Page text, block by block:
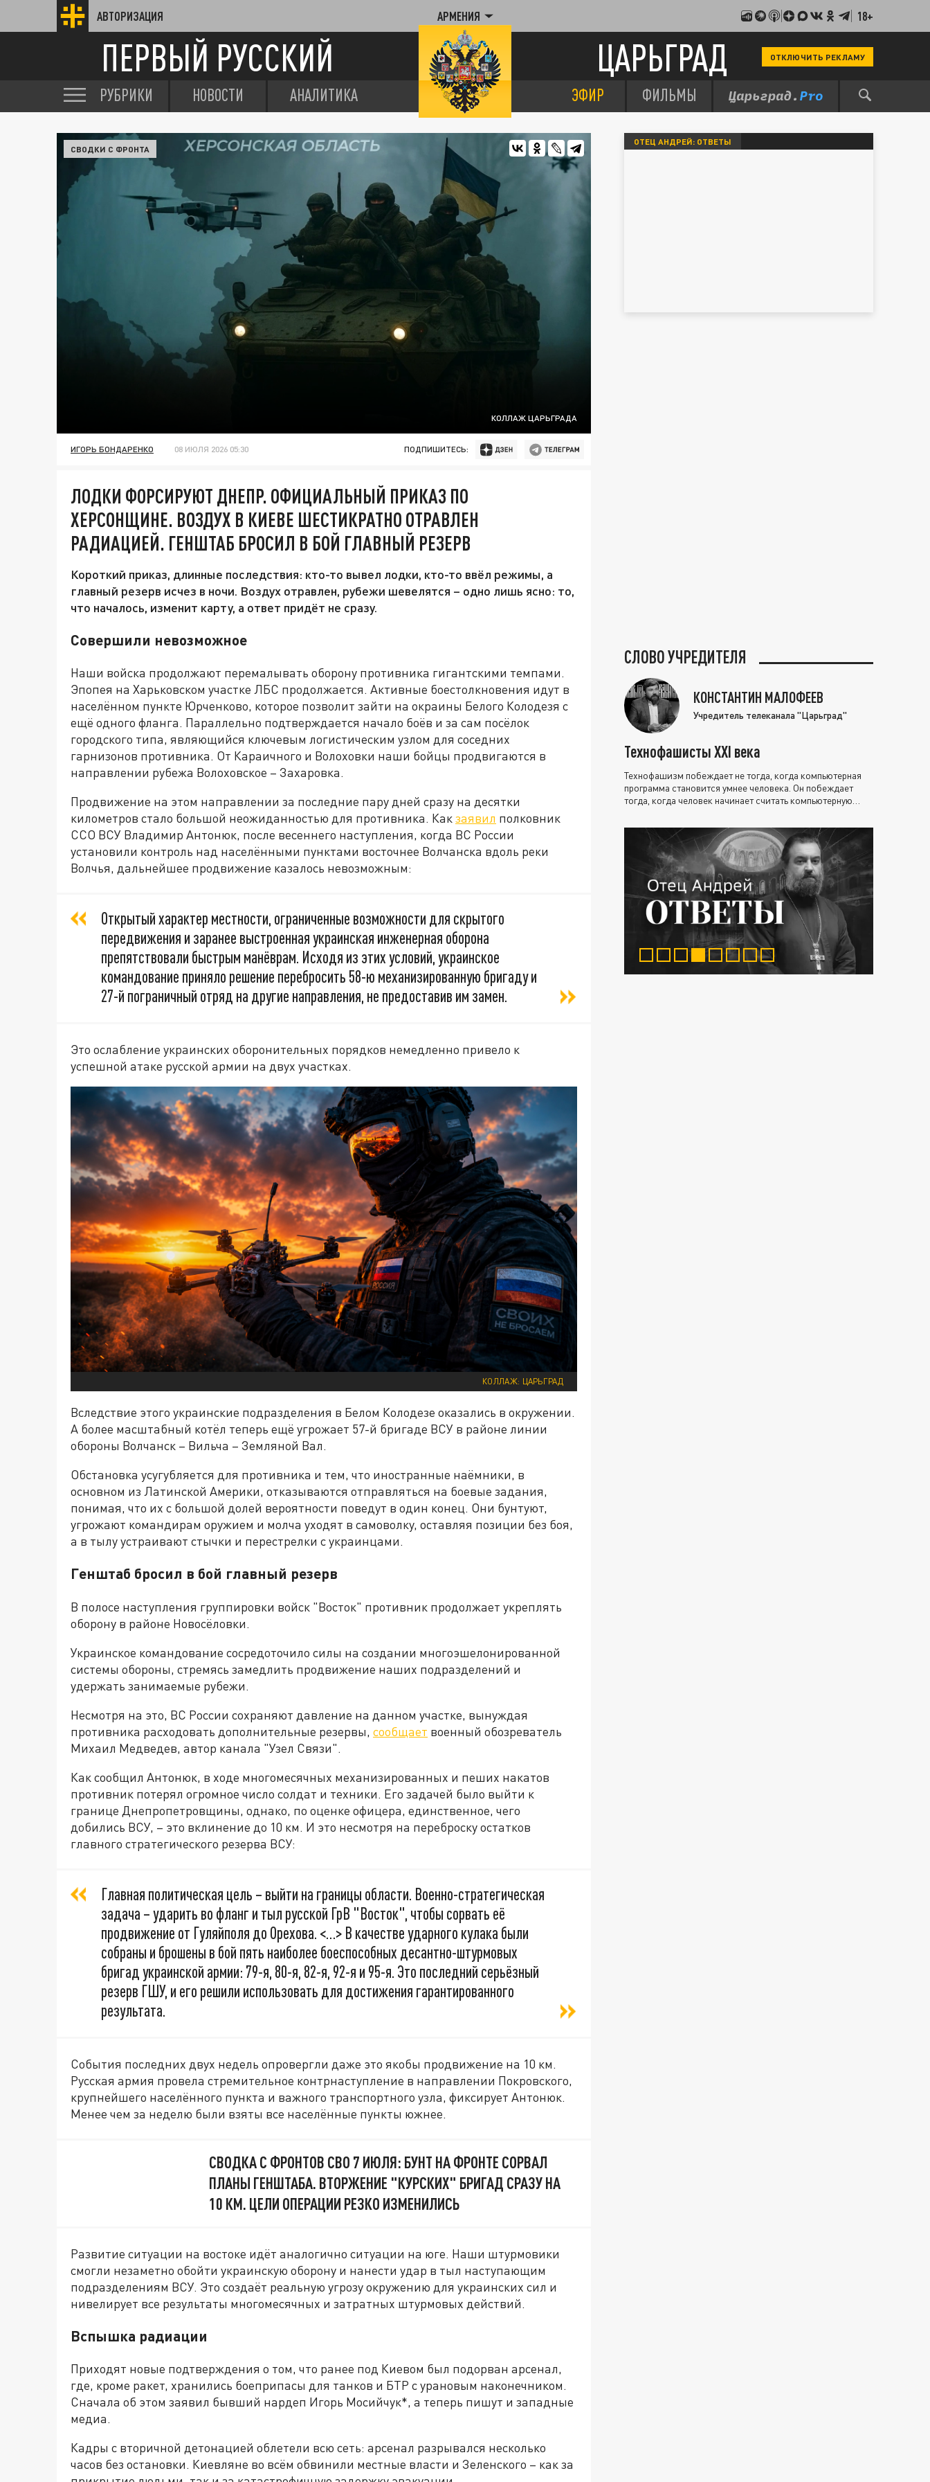
АВТОРИЗАЦИЯ АРМЕНИЯ 18+
ПЕРВЫЙ РУССКИЙ ЦАРЬГРАД ОТКЛЮЧИТЬ РЕКЛАМУ
РУБРИКИ НОВОСТИ АНАЛИТИКА ЭФИР ФИЛЬМЫ
КОЛЛАЖ ЦАРЬГРАДА
СВОДКИ С ФРОНТА
ИГОРЬ БОНДАРЕНКО 08 ИЮЛЯ 2026 05:30 ПОДПИШИТЕСЬ:
ЛОДКИ ФОРСИРУЮТ ДНЕПР. ОФИЦИАЛЬНЫЙ ПРИКАЗ ПО
ХЕРСОНЩИНЕ. ВОЗДУХ В КИЕВЕ ШЕСТИКРАТНО ОТРАВЛЕН
РАДИАЦИЕЙ. ГЕНШТАБ БРОСИЛ В БОЙ ГЛАВНЫЙ РЕЗЕРВ
Короткий приказ, длинные последствия: кто-то вывел лодки, кто-то ввёл режимы, а
главный резерв исчез в ночи. Воздух отравлен, рубежи шевелятся – одно лишь ясно: то,
что началось, изменит карту, а ответ придёт не сразу.
Совершили невозможное
Наши войска продолжают перемалывать оборону противника гигантскими темпами.
Эпопея на Харьковском участке ЛБС продолжается. Активные боестолкновения идут в
населённом пункте Юрченково, которое позволит зайти на окраины Белого Колодезя с
ещё одного фланга. Параллельно подтверждается начало боёв и за сам посёлок
городского типа, являющийся ключевым логистическим узлом для соседних
гарнизонов противника. От Караичного и Волоховки наши бойцы продвигаются в
направлении рубежа Волоховское – Захаровка.
Продвижение на этом направлении за последние пару дней сразу на десятки
километров стало большой неожиданностью для противника. Какзаявил полковник
ССО ВСУ Владимир Антонюк, после весеннего наступления, когда ВС России
установили контроль над населёнными пунктами восточнее Волчанска вдоль реки
Волчья, дальнейшее продвижение казалось невозможным:
Открытый характер местности, ограниченные возможности для скрытого
передвижения и заранее выстроенная украинская инженерная оборона
препятствовали быстрым манёврам. Исходя из этих условий, украинское
командование приняло решение перебросить 58-ю механизированную бригаду и
27-й пограничный отряд на другие направления, не предоставив им замен.
Это ослабление украинских оборонительных порядков немедленно привело к
успешной атаке русской армии на двух участках.
КОЛЛАЖ: ЦАРЬГРАД
Вследствие этого украинские подразделения в Белом Колодезе оказались в окружении.
А более масштабный котёл теперь ещё угрожает 57-й бригаде ВСУ в районе линии
обороны Волчанск – Вильча – Земляной Вал.
Обстановка усугубляется для противника и тем, что иностранные наёмники, в
основном из Латинской Америки, отказываются отправляться на боевые задания,
понимая, что их с большой долей вероятности поведут в один конец. Они бунтуют,
угрожают командирам оружием и молча уходят в самоволку, оставляя позиции без боя,
а в тылу устраивают стычки и перестрелки с украинцами.
Генштаб бросил в бой главный резерв
В полосе наступления группировки войск "Восток" противник продолжает укреплять
оборону в районе Новосёловки.
Украинское командование сосредоточило силы на создании многоэшелонированной
системы обороны, стремясь замедлить продвижение наших подразделений и
удержать занимаемые рубежи.
Несмотря на это, ВС России сохраняют давление на данном участке, вынуждая
противника расходовать дополнительные резервы, сообщает военный обозреватель
Михаил Медведев, автор канала "Узел Связи".
Как сообщил Антонюк, в ходе многомесячных механизированных и пеших накатов
противник потерял огромное число солдат и техники. Его задачей было выйти к
границе Днепропетровщины, однако, по оценке офицера, единственное, чего
добились ВСУ, – это вклинение до 10 км. И это несмотря на переброску остатков
главного стратегического резерва ВСУ:
Главная политическая цель – выйти на границы области. Военно-стратегическая
задача – ударить во фланг и тыл русской ГрВ "Восток", чтобы сорвать её
продвижение от Гуляйполя до Орехова. <…> В качестве ударного кулака были
собраны и брошены в бой пять наиболее боеспособных десантно-штурмовых
бригад украинской армии: 79-я, 80-я, 82-я, 92-я и 95-я. Это последний серьёзный
резерв ГШУ, и его решили использовать для достижения гарантированного
результата.
События последних двух недель опровергли даже это якобы продвижение на 10 км.
Русская армия провела стремительное контрнаступление в направлении Покровского,
крупнейшего населённого пункта и важного транспортного узла, фиксирует Антонюк.
Менее чем за неделю были взяты все населённые пункты южнее.
СВОДКА С ФРОНТОВ СВО 7 ИЮЛЯ: БУНТ НА ФРОНТЕ СОРВАЛ
ПЛАНЫ ГЕНШТАБА. ВТОРЖЕНИЕ "КУРСКИХ" БРИГАД СРАЗУ НА
10 КМ. ЦЕЛИ ОПЕРАЦИИ РЕЗКО ИЗМЕНИЛИСЬ
Развитие ситуации на востоке идёт аналогично ситуации на юге. Наши штурмовики
смогли незаметно обойти украинскую оборону и нанести удар в тыл наступающим
подразделениям ВСУ. Это создаёт реальную угрозу окружению для украинских сил и
нивелирует все результаты многомесячных и затратных штурмовых действий.
Вспышка радиации
Приходят новые подтверждения о том, что ранее под Киевом был подорван арсенал,
где, кроме ракет, хранились боеприпасы для танков и БТР с урановым наконечником.
Сначала об этом заявил бывший нардеп Игорь Мосийчук*, а теперь пишут и западные
медиа.
Кадры с вторичной детонацией облетели всю сеть: арсенал разрывался несколько
часов без остановки. Киевляне во всём обвинили местные власти и Зеленского – как за
ОТЕЦ АНДРЕЙ: ОТВЕТЫ
СЛОВО УЧРЕДИТЕЛЯ
КОНСТАНТИН МАЛОФЕЕВ
Учредитель телеканала "Царьград"
Технофашисты XXI века
Технофашизм побеждает не тогда, когда компьютерная
программа становится умнее человека. Он побеждает
тогда, когда человек начинает считать компьютерную